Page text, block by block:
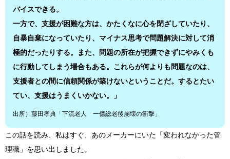
バイスできる。
一方で、支援が困難な方は、かたくなに心を閉ざしていたり、
自暴自棄になっていたり、マイナス思考で問題解決に対して消
極的だったりする。また、問題の所在が把握できずにやみくも
に行動してしまう場合もある。これらが何よりも問題なのは、
支援者との間に信頼関係が築けないということだ。するとたい
てい、支援はうまくいかない。」
出所）藤田孝典「下流老人 一億総老後崩壊の衝撃」
この話を読み、私はすぐ、あのメーカーにいた「変われなかった管
理職」を思い出しました。